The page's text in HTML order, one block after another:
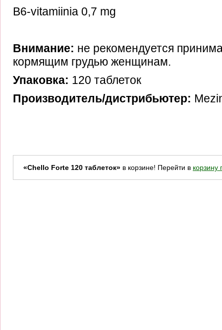
B6-vitamiinia 0,7 mg
Внимание: не рекомендуется
кормящим грудью женщинам.
Упаковка: 120 таблеток
Производитель/дистрибьютер:
«Chello Forte 120 таблеток» в корзине! Перейти в корзину